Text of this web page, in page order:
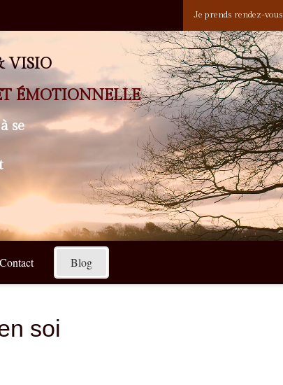
Je prends rendez-vous
VISIO
ÉMOTIONNELLE
se
Contact Blog
soi